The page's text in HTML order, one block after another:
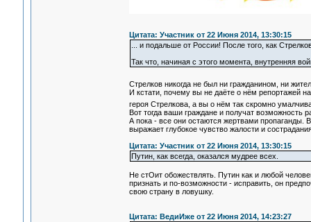
Цитата: Участник от 22 Июня 2014, 13:30:15
... и подальше от России! После того, как
Так что, начиная с этого момента, внутренняя
Стрелков никогда не был ни гражданином, ни
И кстати, почему вы не даёте о нём репортажей
героя Стрелкова, а вы о нём так скромно
Вот тогда ваши граждане и получат возможность
А пока - все они остаются жертвами
выражает глубокое чувство жалости и
Цитата: Участник от 22 Июня 2014, 13:30:15
Путин, как всегда, оказался мудрее всех.
Не стОит обожествлять. Путин как и любой
признать и по-возможности - исправить, он
свою страну в ловушку.
Цитата: ВедиИже от 22 Июня 2014, 14:23:27